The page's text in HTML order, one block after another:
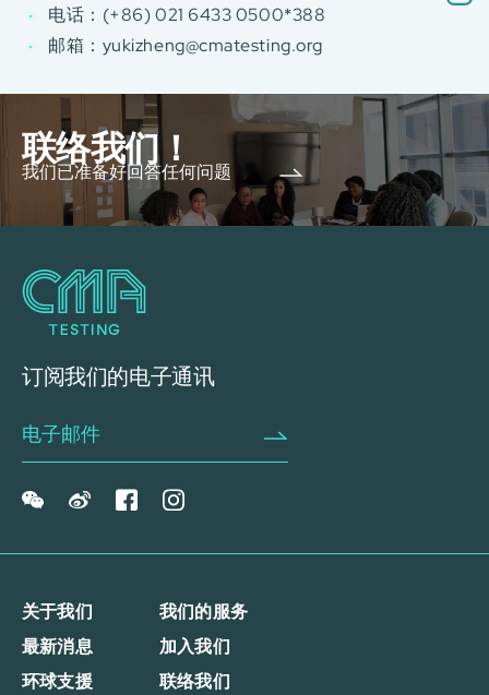
电话：(+86) 021 6433 0500*388
邮箱： yukizheng@cmatesting.org
联络我们！
我们已准备好回答任何问题
订阅我们的电子通讯
关于我们
我们的服务
最新消息
加入我们
环球支援
联络我们